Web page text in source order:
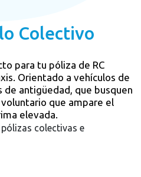
Colectivo
para tu póliza de RC
Orientado a vehículos de
de antigüedad, que busquen
que ampare el
elevada.
colectivas e